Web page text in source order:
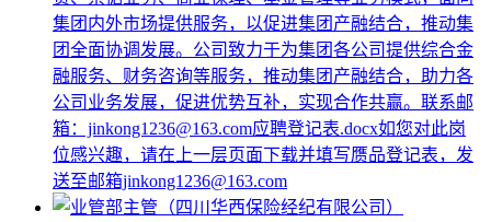
集团内外市场提供服务，以促进集团产融结合，推动集
团全面协调发展。公司致力于为集团各公司提供综合金
融服务、财务咨询等服务，推动集团产融结合，助力各
公司业务发展，促进优势互补，实现合作共赢。联系邮
箱：jinkong1236@163.com应聘登记表.docx如您对此岗
位感兴趣，请在上一层页面下载并填写赝品登记表，发
送至邮箱jinkong1236@163.com